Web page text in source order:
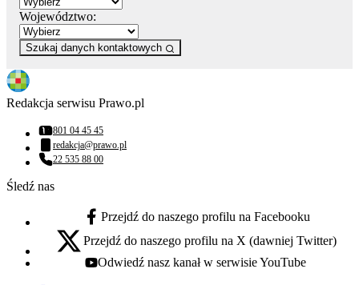
Województwo:
Szukaj danych kontaktowych
Redakcja serwisu Prawo.pl
Numer telefonu:
801 04 45 45
Adres email:
redakcja@prawo.pl
Numer telefonu:
22 535 88 00
Śledź nas
facebook - otwiera się w nowej karcie
Przejdź do naszego profilu na Facebooku
x - otwiera się w nowej karcie
Przejdź do naszego profilu na X (dawniej Twitter)
youtube - otwiera się w nowej karcie
Odwiedź nasz kanał w serwisie YouTube